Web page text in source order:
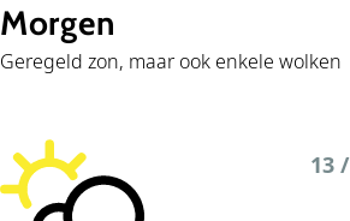
Morgen
Geregeld zon, maar ook enkele wolken
13 /